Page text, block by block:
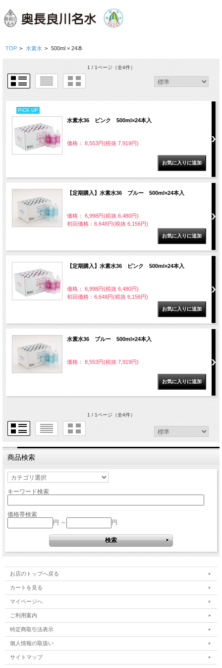
TOP > 水素水 > 500ml × 24本
1 / 1ページ（全4件）
PICK UP
水素水36 ピンク 500ml×24本入
価格： 8,553円(税抜 7,919円)
【定期購入】水素水36 ブルー 500ml×24本入
価格： 6,998円(税抜 6,480円)
初回価格：6,648円(税抜 6,156円)
【定期購入】水素水36 ピンク 500ml×24本入
価格： 6,998円(税抜 6,480円)
初回価格：6,648円(税抜 6,156円)
水素水36 ブルー 500ml×24本入
価格： 8,553円(税抜 7,919円)
1 / 1ページ（全4件）
商品検索
キーワード検索
価格帯検索
円 ～
円
お店のトップへ戻る
カートを見る
マイページへ
ご利用案内
特定商取引法表示
個人情報の取扱い
サイトマップ